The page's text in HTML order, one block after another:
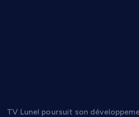
TV Lunel poursuit son